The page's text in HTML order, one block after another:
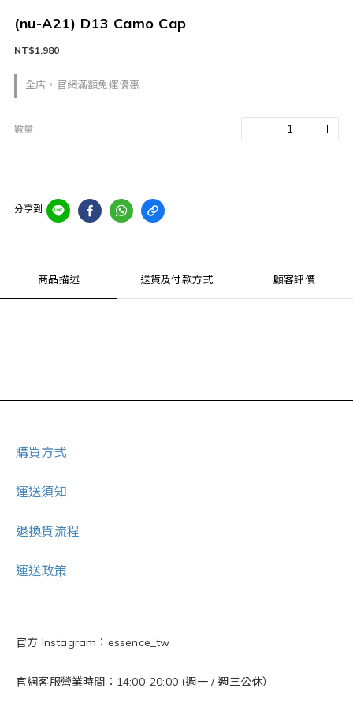
(nu-A21) D13 Camo Cap
全店，官網滿額免運優惠
NT$1,980
數量
分享到
商品描述 送貨及付款方式 顧客評價
購買方式
運送須知
退換貨流程
運送政策
官方 Instagram：essence_tw
官網客服營業時間：14:00-20:00 (週一 / 週三公休）